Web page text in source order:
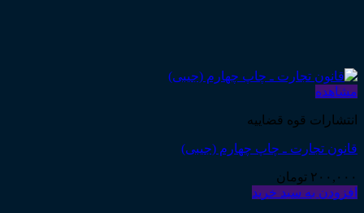
مشاهده
انتشارات قوه قضاییه
قانون تجارت ـ چاپ چهارم (جیبی)
۲۰۰,۰۰۰ تومان
افزودن به سبد خرید